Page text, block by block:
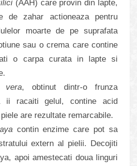
(AAH) care provin din lapte,
de zahar actioneaza pentru
moarte de pe suprafata
sau o crema care contine
o carpa curata in lapte si
vera, obtinut dintr-o frunza
ii racaiti gelul, contine acid
are rezultate remarcabile.
contin enzime care pot sa
extern al pielii. Decojiti
apoi amestecati doua linguri